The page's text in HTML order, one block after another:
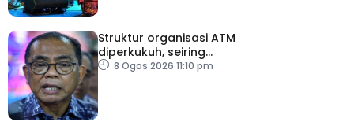
Struktur organisasi ATM
diperkukuh, seiring
pemodenan aset
8 Ogos 2026 11:10 pm